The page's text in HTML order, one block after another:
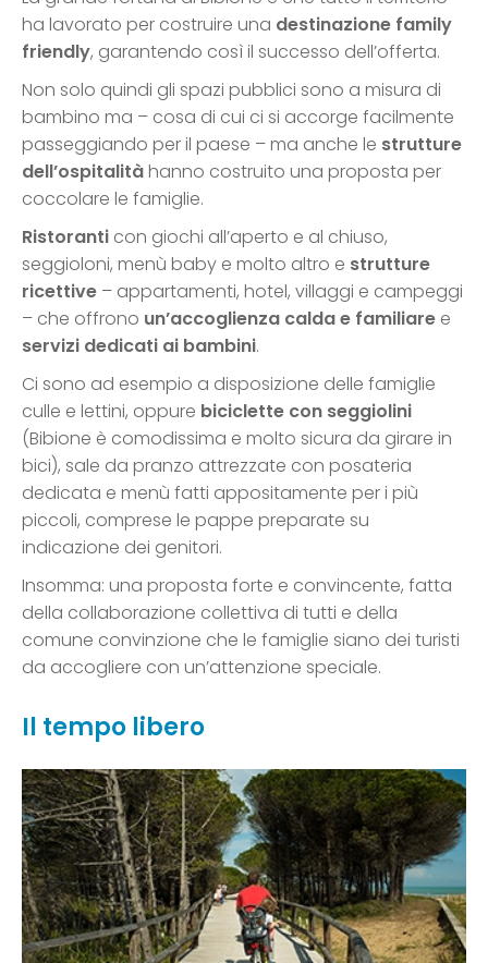
ha lavorato per costruire una destinazione family
friendly, garantendo così il successo dell’offerta.
Non solo quindi gli spazi pubblici sono a misura di
bambino ma – cosa di cui ci si accorge facilmente
passeggiando per il paese – ma anche le strutture
dell’ospitalitàhanno costruito una proposta per
coccolare le famiglie.
Ristoranti con giochi all’aperto e al chiuso,
seggioloni, menù baby e molto altro e strutture
ricettive – appartamenti, hotel, villaggi e campeggi
– che offrono un’accoglienza calda e familiare e
servizi dedicati ai bambini.
Ci sono ad esempio a disposizione delle famiglie
culle e lettini, oppure biciclette con seggiolini
(Bibione è comodissima e molto sicura da girare in
bici), sale da pranzo attrezzate con posateria
dedicata e menù fatti appositamente per i più
piccoli, comprese le pappe preparate su
indicazione dei genitori.
Insomma: una proposta forte e convincente, fatta
della collaborazione collettiva di tutti e della
comune convinzione che le famiglie siano dei turisti
da accogliere con un’attenzione speciale.
Il tempo libero